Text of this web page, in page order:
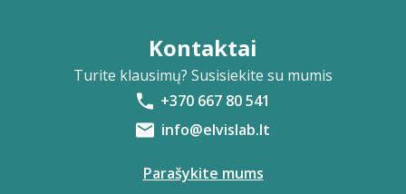
Kontaktai
Turite klausimų? Susisiekite su mumis
+370 667 80 541
info@elvislab.lt
Parašykite mums